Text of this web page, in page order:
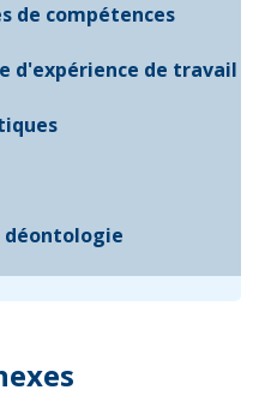
de compétences
d'expérience de travail
déontologie